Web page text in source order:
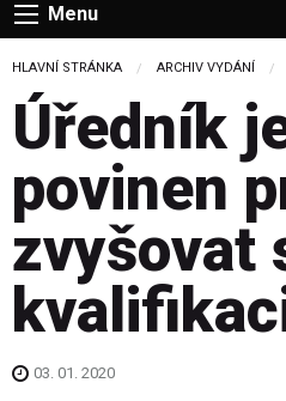
Menu
HLAVNÍ STRÁNKA ARCHIV VYDÁNÍ
Úředník
povinen
zvyšovat
03. 01. 2020